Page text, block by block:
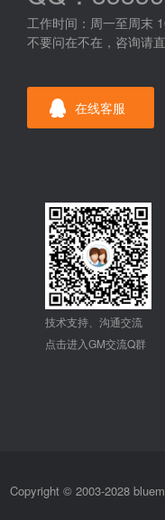
工作时间：周一至周末
不要问在不在，咨询请
在线客服
技术支持、沟通交流
点击进入GM交流Q群
Copyright © 2003-2028